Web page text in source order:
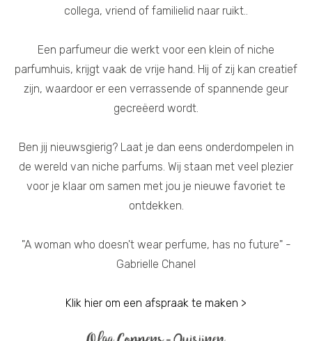
collega, vriend of familielid naar ruikt..
Een parfumeur die werkt voor een klein of niche
parfumhuis, krijgt vaak de vrije hand. Hij of zij kan creatief
zijn, waardoor er een verrassende of spannende geur
gecreëerd wordt.
Ben jij nieuwsgierig? Laat je dan eens onderdompelen in
de wereld van niche parfums. Wij staan met veel plezier
voor je klaar om samen met jou je nieuwe favoriet te
ontdekken.
"A woman who doesn't wear perfume, has no future" -
Gabrielle Chanel
Klik hier om een afspraak te maken >